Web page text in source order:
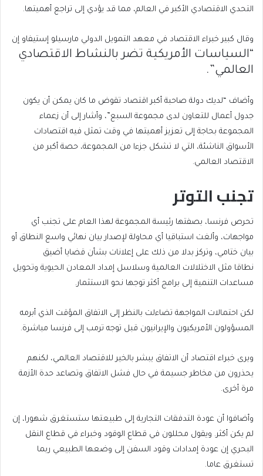
التحدي الاقتصادي الأكبر في العالم، مما قد يؤدي إلى تراجع أهميتها.
وقال كبير خبراء الاقتصاد في معهد التمويل الدولي مارسيلو إستيفاو إن
“السياسات الأمريكية تضر بالنشاط الاقتصادي
العالمي”.
وأضاف “لديك دولة صاحبة أكبر اقتصاد تقوض ما كان يمكن أن يكون
جدول أعمال للتعاون لدى مجموعة السبع”، وأشار إلى أن زعماء
المجموعة بحاجة إلى تعزيز أهميتها في وقت تمثل فيه اقتصادات
الأسواق الناشئة، التي لا تشكل جزءا من المجموعة، حصة أكبر من
الاقتصاد العالمي.
تجنب التوتر
تحرص فرنسا، بصفتها رئيسة المجموعة لهذا العام على تجنب أي
مواجهات، وألغت استباقيا أي محاولة لإصدار بيان نهائي واسع النطاق أو
بيان ختامي، وتركز بدلا من ذلك على إعلانات بشأن قضايا أضيق
نطاقا مثل الاختلالات العالمية وسلاسل إمداد المعادن الحيوية وتحويل
مساعدات التنمية إلى برامج أكثر توجها نحو الاستثمار.
لكن احتمالات المواجهة تضاءلت بالنظر إلى الاتفاق المؤقت الذي أبرمه
المسؤولون الأمريكيون والإيرانيون قبل توجه ترمب إلى فرنسا مباشرة.
ويرى خبراء اقتصاد أن الاتفاق يبشر بالخير للاقتصاد العالمي، لكنهم
يحذرون من مخاطر جسيمة في حال فشل الاتفاق وتصاعد حدة الأزمة
مرة أخرى.
وأضافوا أن عودة التدفقات التجارية إلى طبيعتها ستستغرق شهورا، إن
لم يكن أكثر. ويقول محللون ⁠⁠في قطاع الوقود وخبراء في قطاع النقل
البحري إن عودة إمدادات وقود السفن إلى وضعها الطبيعي ربما
تستغرق عاما.